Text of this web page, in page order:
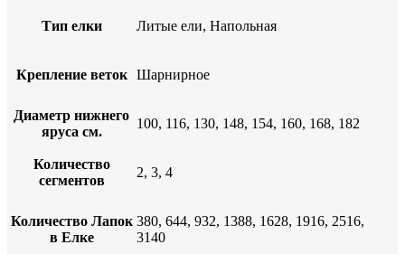
Тип елки Литые ели, Напольная
Крепление веток Шарнирное
Диаметр нижнего
яруса см.
100, 116, 130, 148, 154, 160, 168, 182
Количество
сегментов
2, 3, 4
Количество Лапок
в Елке
380, 644, 932, 1388, 1628, 1916, 2516,
3140